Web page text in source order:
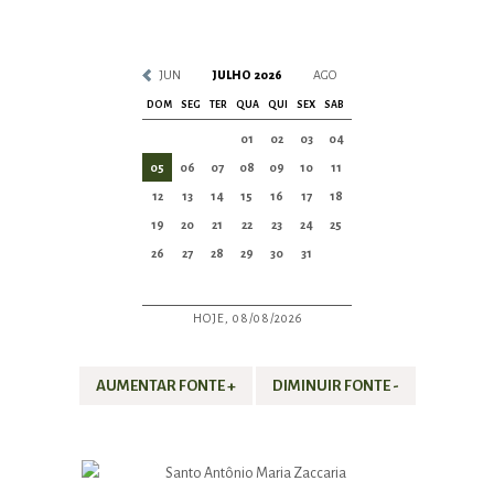
JUN JULHO 2026 AGO
DOM SEG TER QUA QUI SEX SAB
01 02 03 04
05 06 07 08 09 10 11
12 13 14 15 16 17 18
19 20 21 22 23 24 25
26 27 28 29 30 31
HOJE, 08/08/2026
AUMENTAR FONTE + DIMINUIR FONTE -